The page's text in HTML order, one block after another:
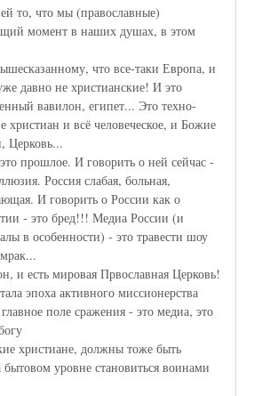
то, что мы (православные)
момент в наших душах, в этом
что все-таки Европа, и
давно не христианские! И это
вавилон, египет... Это техно-
и всё человеческое, и Божие
Церковь...
прошлое. И говорить о ней сейчас -
Россия слабая, больная,
И говорить о России как о
- это бред!!! Медиа России (и
в особенности) - это травести шоу
и есть мировая Првославная Церковь!
эпоха активного миссионерства
поле сражения - это медиа, это
христиане, должны тоже быть
уровне становиться воинами